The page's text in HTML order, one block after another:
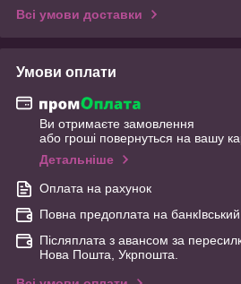
Всі умови доставки
Умови оплати
Ви отримаєте замовлення
або гроші повернуться на вашу
Детальніше
Оплата на рахунок
Повна предоплата на
Післяплата з авансом за
Нова Пошта, Укрпошта.